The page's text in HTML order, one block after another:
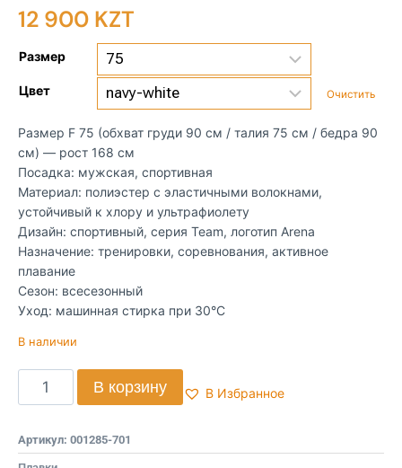
12 900 KZT
Размер
Цвет Очистить
Размер F 75 (обхват груди 90 см / талия 75 см / бедра 90
см) — рост 168 см
Посадка: мужская, спортивная
Материал: полиэстер с эластичными волокнами,
устойчивый к хлору и ультрафиолету
Дизайн: спортивный, серия Team, логотип Arena
Назначение: тренировки, соревнования, активное
плавание
Сезон: всесезонный
Уход: машинная стирка при 30°C
В наличии
В корзину В Избранное
Артикул: 001285-701